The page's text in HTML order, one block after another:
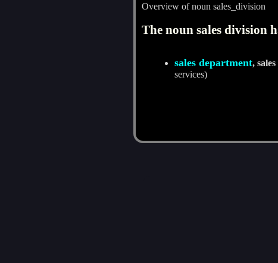
Overview of noun sales_division
The noun sales division
sales department,
services)